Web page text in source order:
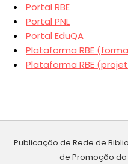
Portal RBE
Portal PNL
Portal EduQA
Plataforma RBE
Plataforma RBE
Publicação de Rede de
de Promoção da